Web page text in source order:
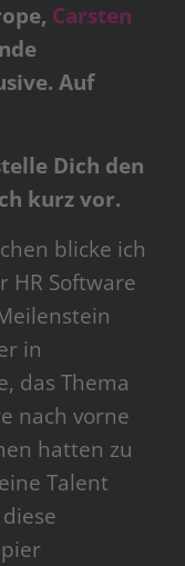
Carsten
Auf
Dich den
kurz vor.
blicke ich
HR Software
in
das Thema
nach vorne
hatten zu
Talent